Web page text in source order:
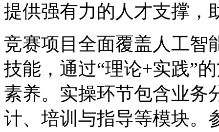
提供强有力的人才支撑，
竞赛项目全面覆盖人工智
技能，通过“理论+实践”
素养。实操环节包含业务
计、培训与指导等模块。